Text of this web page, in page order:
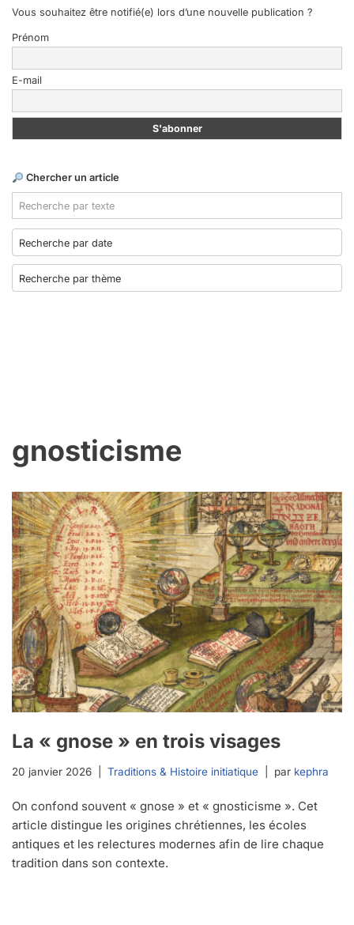
Vous souhaitez être notifié(e) lors d’une nouvelle publication ?
Prénom
E-mail
Chercher un article
gnosticisme
La « gnose » en trois visages
20 janvier 2026 Traditions & Histoire initiatique par kephra
On confond souvent « gnose » et « gnosticisme ». Cet
article distingue les origines chrétiennes, les écoles
antiques et les relectures modernes afin de lire chaque
tradition dans son contexte.